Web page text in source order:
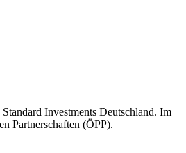
Investments Deutschland. Im
Partnerschaften (ÖPP).